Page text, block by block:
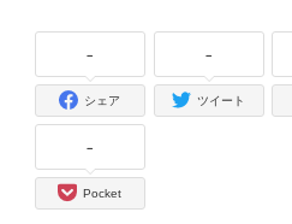
-
シェア
-
ツイート
-
Pocket